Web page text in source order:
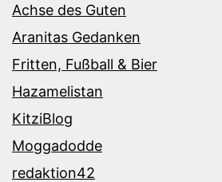
Achse des Guten
Aranitas Gedanken
Fritten, Fußball & Bier
Hazamelistan
KitziBlog
Moggadodde
redaktion42